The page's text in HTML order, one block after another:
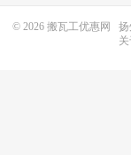
© 2026 搬瓦工优惠网 扬